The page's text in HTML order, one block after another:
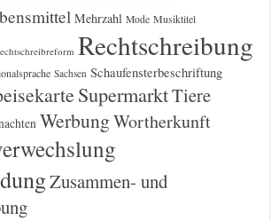
Mehrzahl Mode Musiktitel
Rechtschreibung
Sachsen Schaufensterbeschriftung
SupermarktTiere
WerbungWortherkunft
Zusammen- und